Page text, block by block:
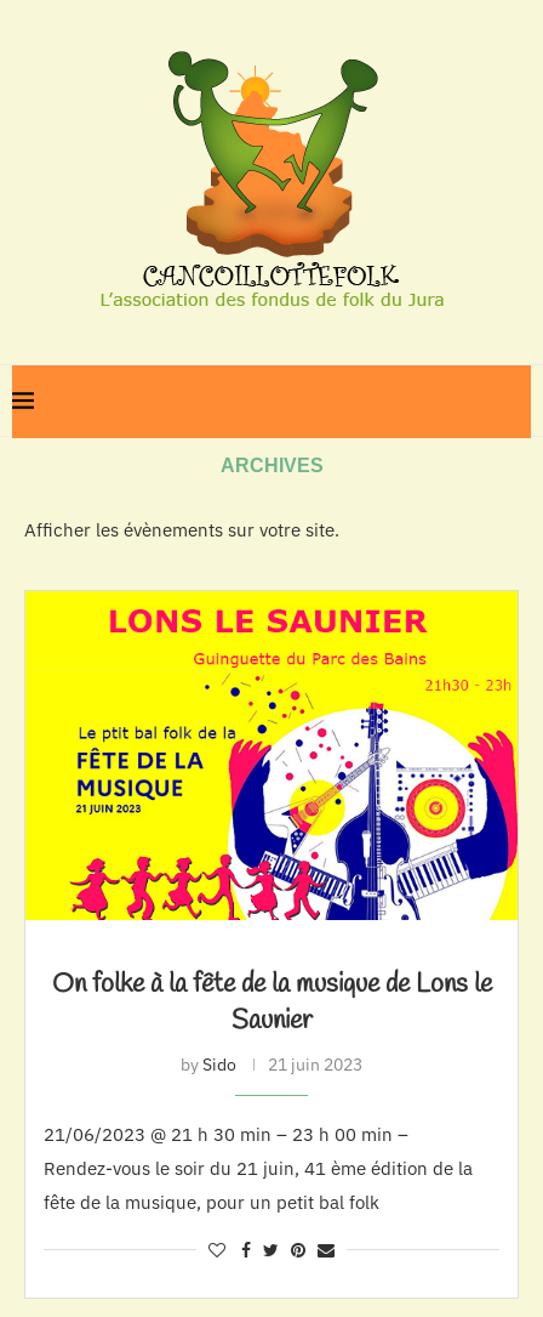
ARCHIVES
Afficher les évènements sur votre site.
On folke à la fête de la musique de Lons le
Saunier
bySido 21 juin 2023
21/06/2023 @ 21 h 30 min – 23 h 00 min –
Rendez-vous le soir du 21 juin, 41 ème édition de la
fête de la musique, pour un petit bal folk